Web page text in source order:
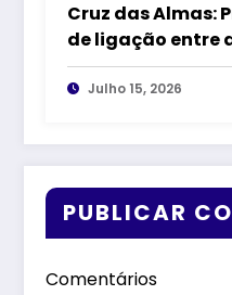
Cruz das Almas:
de ligação entre
Queiroz e a BR-101
Julho 15, 2026
PUBLICAR
Comentários